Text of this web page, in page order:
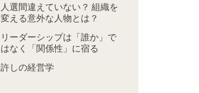
人選間違えていない？ 組織を
変える意外な人物とは？
リーダーシップは「誰か」で
はなく「関係性」に宿る
許しの経営学